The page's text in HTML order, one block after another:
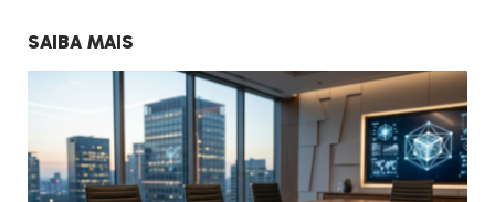
SAIBA MAIS